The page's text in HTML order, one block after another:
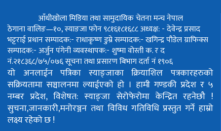
आँधीखोला मिडिया तथा सामुदायिक चेतना मन्च नेपाल
ठेगाना वालिङ—१०, स्याङजा फोन ९८१६१८१६८८अध्यक्ष: - देवेन्द्र प्रसाद
भट्टराईप्रधान सम्पादक:- राधाकृष्ण डुम्रेसम्पादक:- खगिन्द्र पौडेलग्राफिक्स
सम्पादक:- अर्जुन पंगेनीव्यवस्थापक:- शुष्मा वोस्तीक. र द
नं.२१८३६८/७५/०७६सूचना तथा प्रसारण बिभाग दर्ता नं १९०६
यो अनलाईन पत्रिका स्याङ्जाका क्रियाशिल पत्रकारहरुको
सक्रियतामा सञ्चालनमा ल्याईएको हो । हामी गण्डकी प्रदेश र ५
नम्बर प्रदेश, विशेषत: स्याङ्जा सेरोफेरोमा केन्द्रित रहनेछौ !
सुचना,जानकारी,मनोरञ्जन तथा विविध गतिविधि प्रस्तुत गर्ने हाम्रो
लक्ष्य रहेको छ !